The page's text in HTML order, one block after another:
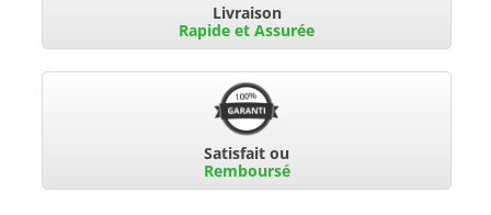
Livraison
Rapide et Assurée
Satisfait ou
Remboursé